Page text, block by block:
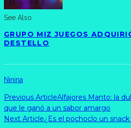
See Also
GRUPO MIZ JUEGOS
DESTELLO
Ninina
Previous ArticleAlfajores Manto: la
que le ganó a un sabor amargo
Next Article¿Es el pochoclo un snack